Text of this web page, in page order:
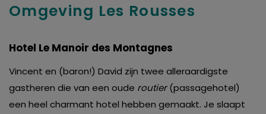
Omgeving Les Rousses
Hotel Le Manoir des Montagnes
Vincent en (baron!) David zijn twee alleraardigste
gastheren die van een oude routier(passagehotel)
een heel charmant hotel hebben gemaakt. Je slaapt